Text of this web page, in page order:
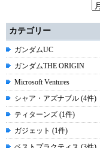
カテゴリー
ガンダムUC
ガンダムTHE ORIGIN
Microsoft Ventures
シャア・アズナブル (4件)
ティターンズ (1件)
ガジェット (1件)